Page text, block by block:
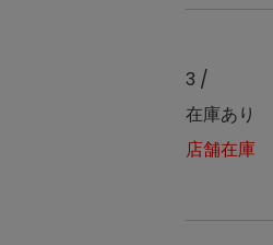
3 /
在庫あり
店舗在庫